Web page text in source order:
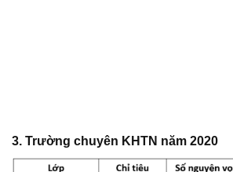
3. Trường chuyên KHTN năm 2020